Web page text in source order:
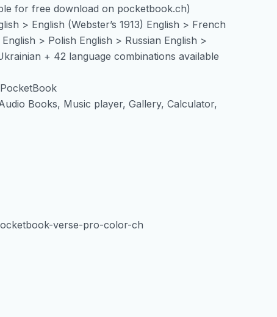
for free download on pocketbook.ch)
> English (Webster’s 1913) English > French
> Polish English > Russian English >
+ 42 language combinations available
Books, Music player, Gallery, Calculator,
verse-pro-color-ch